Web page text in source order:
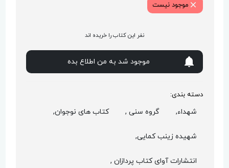
موجود نیست
نفر این کتاب را خریده اند
موجود شد به من اطلاع بده
دسته بندی:
شهداء, گروه سنی , کتاب های نوجوان,
شهیده زینب کمایی,
انتشارات آوای کتاب پردازان ,